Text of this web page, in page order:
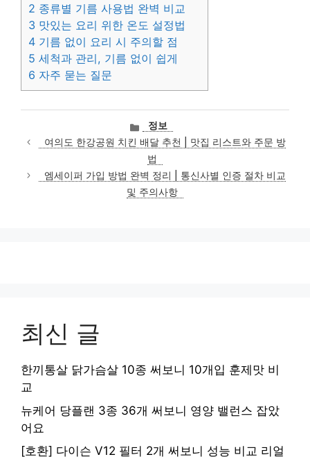
2 종류별 기름 사용법 완벽 비교
3 맛있는 요리 위한 온도 설정법
4 기름 없이 요리 시 주의할 점
5 세척과 관리, 기름 없이 쉽게
6 자주 묻는 질문
카
테
고
리
정보
여의도 한강공원 치킨 배달 추천 | 맛집 리스트와 주문 방
법
엠세이퍼 가입 방법 완벽 정리 | 통신사별 인증 절차 비교
및 주의사항
최신 글
한끼통살 닭가슴살 10종 써보니 10개입 훈제맛 비
교
뉴케어 당플랜 3종 36개 써보니 영양 밸런스 잡았
어요
[호환] 다이슨 V12 필터 2개 써보니 성능 비교 리얼